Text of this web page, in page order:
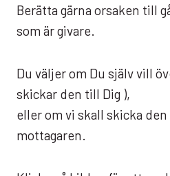
Berätta gärna orsaken till
som är givare.
Du väljer om Du själv vill
skickar den till Dig ),
eller om vi skall skicka
mottagaren.